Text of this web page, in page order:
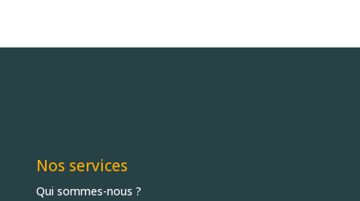
Nos services
Qui sommes-nous ?